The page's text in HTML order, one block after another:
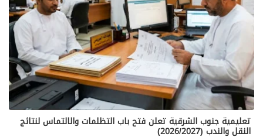
تعليمية جنوب الشرقية تعلن فتح باب التظلمات والالتماس لنتائج
النقل والندب (2026/2027)